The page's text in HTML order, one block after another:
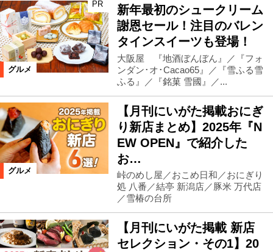
グルメ
PR
新年最初のシュークリーム
謝恩セール！注目のバレン
タインスイーツも登場！
大阪屋 『地酒ぼんぼん』／『フォ
ンダン･オ･Cacao65』／『雪ふる雪
ふる』／『銘菓 雪國』／...
グルメ
【月刊にいがた掲載おにぎ
り新店まとめ】2025年『N
EW OPEN』で紹介した
お…
峠のめし屋／おこめ日和／おにぎり
処 八番／結亭 新潟店／豚米 万代店
／雪椿の台所
【月刊にいがた掲載 新店
セレクション・その1】20